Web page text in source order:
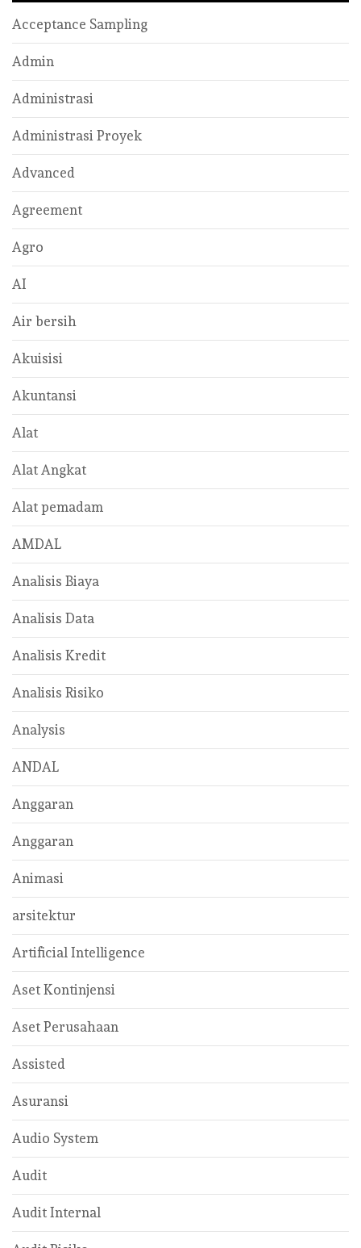
Acceptance Sampling
Admin
Administrasi
Administrasi Proyek
Advanced
Agreement
Agro
AI
Air bersih
Akuisisi
Akuntansi
Alat
Alat Angkat
Alat pemadam
AMDAL
Analisis Biaya
Analisis Data
Analisis Kredit
Analisis Risiko
Analysis
ANDAL
Anggaran
Anggaran
Animasi
arsitektur
Artificial Intelligence
Aset Kontinjensi
Aset Perusahaan
Assisted
Asuransi
Audio System
Audit
Audit Internal